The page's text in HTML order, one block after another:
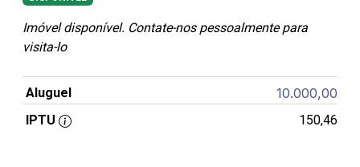
Imóvel disponível. Contate-nos pessoalmente para
visita-lo
Aluguel 10.000,00
IPTU 150,46